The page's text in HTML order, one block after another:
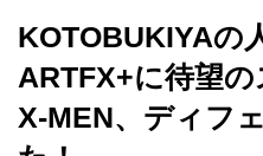
KOTOBUKIYAの
ARTFX+に待望の
X-MEN、ディフ